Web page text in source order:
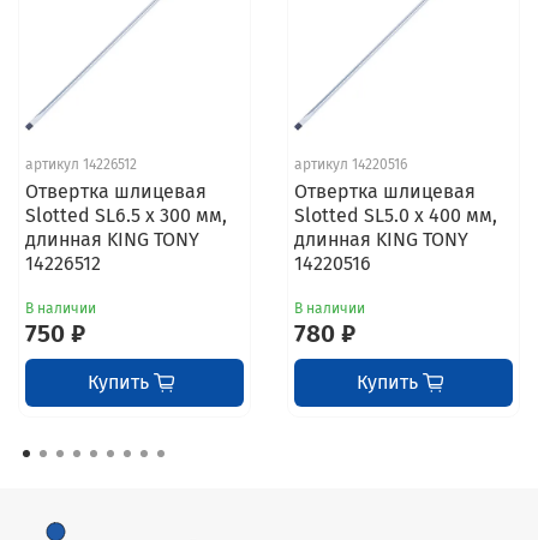
артикул 14226512
Отвертка шлицевая
Slotted SL6.5 x 300 мм,
длинная KING TONY
14226512
В наличии
750 ₽
Купить
артикул 14220516
Отвертка шлицевая
Slotted SL5.0 x 400 мм,
длинная KING TONY
14220516
В наличии
780 ₽
Купить